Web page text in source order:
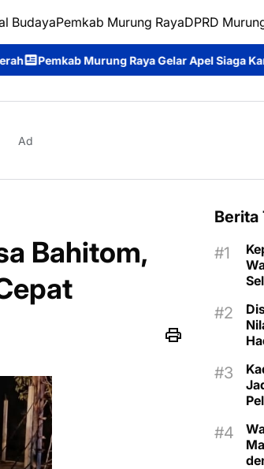
BudayaPemkab Murung RayaDPRD
Gelar Apel Siaga Karhutla 2026, Wabup
Ad
Bahitom,
Berita